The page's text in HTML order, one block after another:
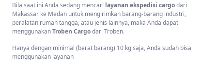
Bila saat ini Anda sedang mencari layanan ekspedisi cargodari
Makassar ke Medan untuk mengirimkan barang-barang industri,
peralatan rumah tangga, atau jenis lainnya, maka Anda dapat
menggunakanTroben Cargodari Troben.
Hanya dengan minimal (berat barang) 10 kg saja, Anda sudah bisa
menggunakan layanan